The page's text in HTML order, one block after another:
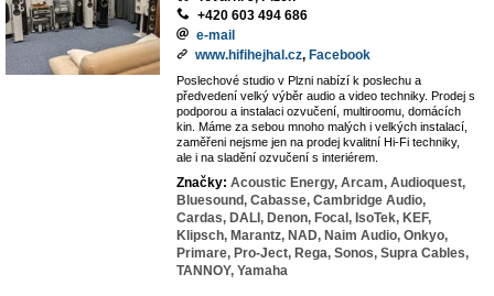
+420 603 494 686
e-mail
www.hifihejhal.cz, Facebook
Poslechové studio v Plzni nabízí k poslechu a
předvedení velký výběr audio a video techniky. Prodej s
podporou a instalaci ozvučení, multiroomu, domácích
kin. Máme za sebou mnoho malých i velkých instalací,
zaměřeni nejsme jen na prodej kvalitní Hi-Fi techniky,
ale i na sladění ozvučení s interiérem.
Značky: Acoustic Energy, Arcam, Audioquest,
Bluesound, Cabasse, Cambridge Audio,
Cardas, DALI, Denon, Focal, IsoTek, KEF,
Klipsch, Marantz, NAD, Naim Audio, Onkyo,
Primare, Pro-Ject, Rega, Sonos, Supra Cables,
TANNOY, Yamaha